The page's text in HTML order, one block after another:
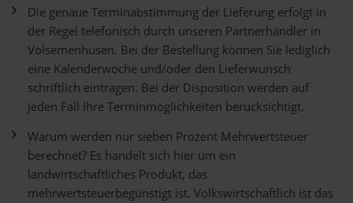
Die genaue Terminabstimmung der Lieferung erfolgt in
der Regel telefonisch durch unseren Partnerhändler in
Volsemenhusen. Bei der Bestellung können Sie lediglich
eine Kalenderwoche und/oder den Lieferwunsch
schriftlich eintragen. Bei der Disposition werden auf
jeden Fall Ihre Terminmöglichkeiten berücksichtigt.
Warum werden nur sieben Prozent Mehrwertsteuer
berechnet? Es handelt sich hier um ein
landwirtschaftliches Produkt, das
mehrwertsteuerbegünstigt ist. Volkswirtschaftlich ist das